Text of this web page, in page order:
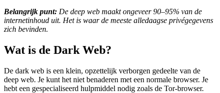
Belangrijk punt: De deep web maakt ongeveer 90–95% van de
internetinhoud uit. Het is waar de meeste alledaagse privégegevens
zich bevinden.
Wat is de Dark Web?
De dark web is een klein, opzettelijk verborgen gedeelte van de
deep web. Je kunt het niet benaderen met een normale browser. Je
hebt een gespecialiseerd hulpmiddel nodig zoals de Tor-browser.